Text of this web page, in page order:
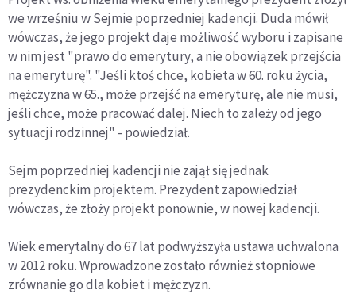
we wrześniu w Sejmie poprzedniej kadencji. Duda mówił
wówczas, że jego projekt daje możliwość wyboru i zapisane
w nim jest "prawo do emerytury, a nie obowiązek przejścia
na emeryturę". "Jeśli ktoś chce, kobieta w 60. roku życia,
mężczyzna w 65., może przejść na emeryturę, ale nie musi,
jeśli chce, może pracować dalej. Niech to zależy od jego
sytuacji rodzinnej" - powiedział.
Sejm poprzedniej kadencji nie zajął się jednak
prezydenckim projektem. Prezydent zapowiedział
wówczas, że złoży projekt ponownie, w nowej kadencji.
Wiek emerytalny do 67 lat podwyższyła ustawa uchwalona
w 2012 roku. Wprowadzone zostało również stopniowe
zrównanie go dla kobiet i mężczyzn.